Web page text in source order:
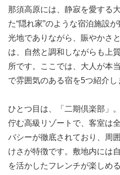
那須高原には、静寂を愛する
た“隠れ家”のような宿泊施設
光地でありながら、賑やかさ
は、自然と調和しながらも上
所です。ここでは、大人が本
で雰囲気のある宿を5つ紹介し
ひとつ目は、「二期倶楽部」
佇む高級リゾートで、客室は
バシーが徹底されており、周
けさが特徴です。敷地内には
を活かしたフレンチが楽しめ